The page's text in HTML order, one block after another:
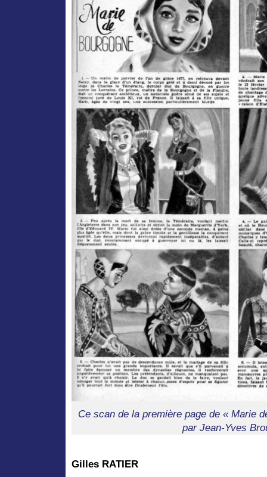
Ce scan de la première page de « Marie
par Jean-Yves
Gilles RATIER